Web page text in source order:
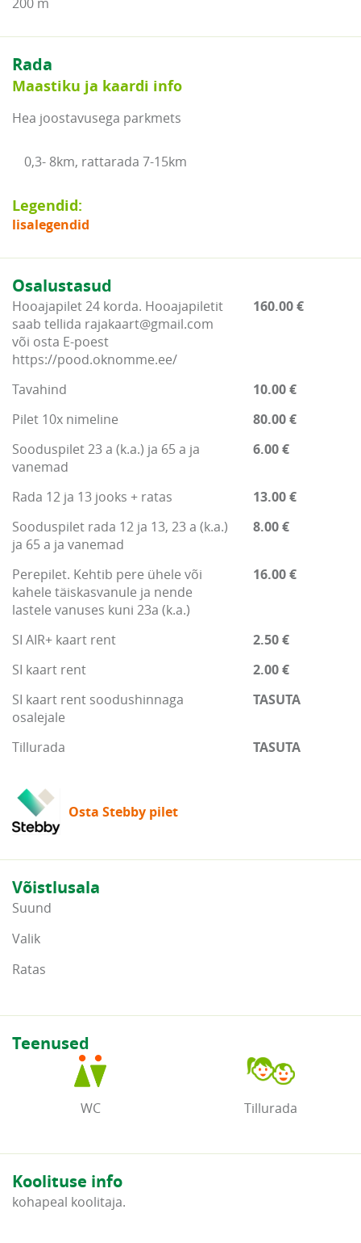
Rada
Maastiku ja kaardi info
Hea joostavusega parkmets
0,3- 8km, rattarada 7-15km
Legendid:
lisalegendid
Osalustasud
Hooajapilet 24 korda. Hooajapiletit
saab tellida rajakaart@gmail.com
või osta E-poest
https://pood.oknomme.ee/
160.00 €
Tavahind
10.00 €
Pilet 10x nimeline
80.00 €
Sooduspilet 23 a (k.a.) ja 65 a ja
vanemad
6.00 €
Rada 12 ja 13 jooks + ratas
13.00 €
Sooduspilet rada 12 ja 13, 23 a (k.a.)
ja 65 a ja vanemad
8.00 €
Perepilet. Kehtib pere ühele või
kahele täiskasvanule ja nende
lastele vanuses kuni 23a (k.a.)
16.00 €
SI AIR+ kaart rent
2.50 €
SI kaart rent
2.00 €
SI kaart rent soodushinnaga
osalejale
TASUTA
Tillurada TASUTA
Osta Stebby pilet
Võistlusala
Suund
Valik
Ratas
Teenused
WC Tillurada
Koolituse info
kohapeal koolitaja.